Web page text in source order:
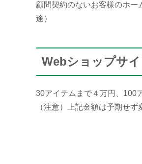
顧問契約のないお客様のホー
途）
Webショップサイ
30アイテムまで４万円、100
（注意）上記金額は予期せ